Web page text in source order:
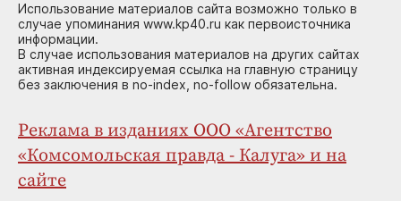
Использование материалов сайта возможно только в
случае упоминания www.kp40.ru как первоисточника
информации.
В случае использования материалов на других сайтах
активная индексируемая ссылка на главную страницу
без заключения в no-index, no-follow обязательна.
Реклама в изданиях ООО «Агентство
«Комсомольская правда - Калуга» и на
сайте